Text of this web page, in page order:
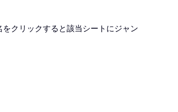
クリックすると該当シートにジャン